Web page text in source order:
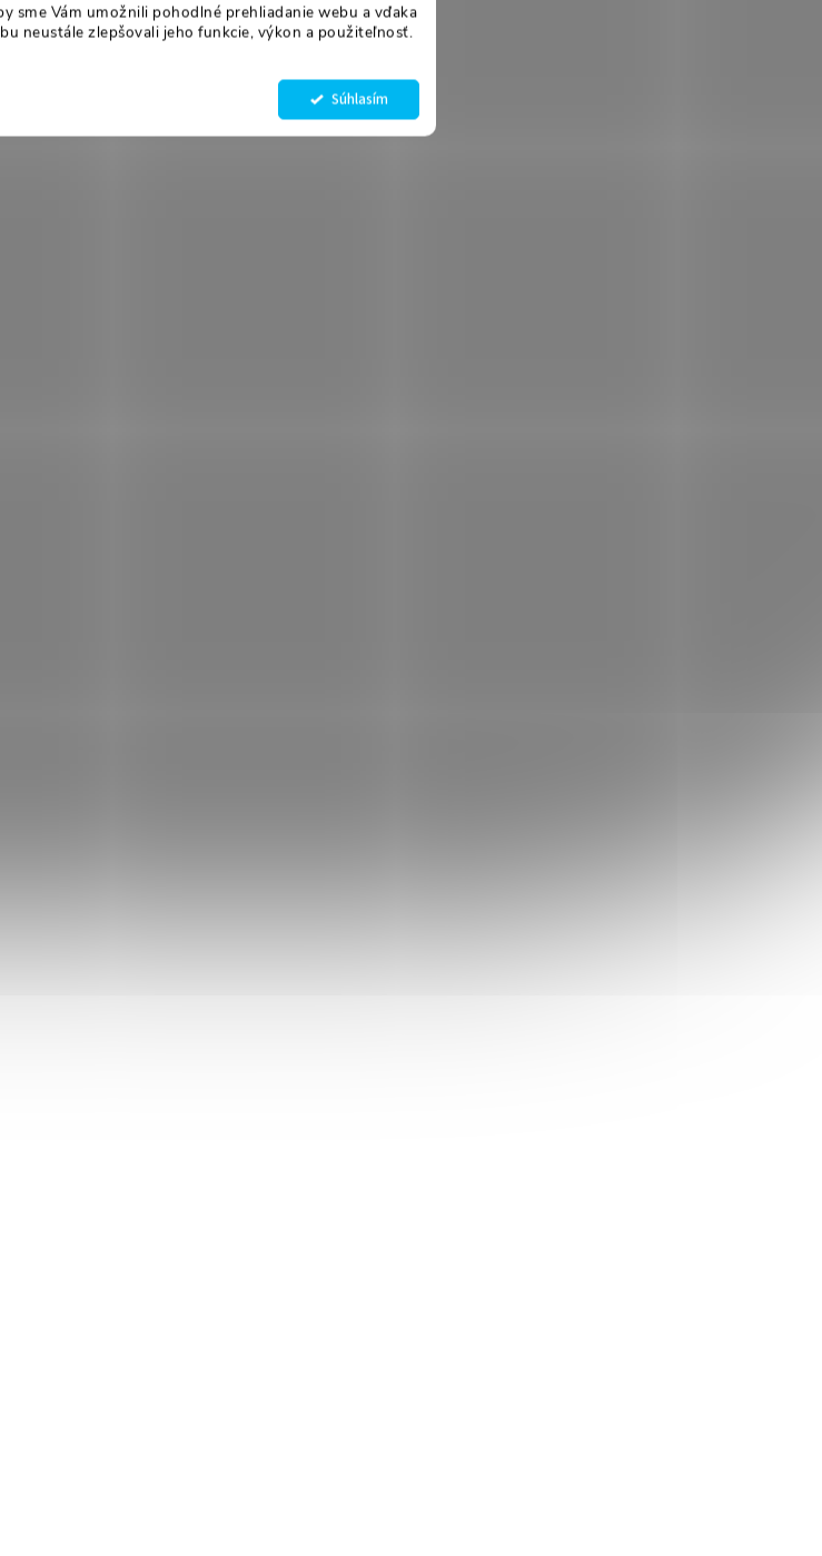
sme Vám umožnili pohodlné prehliadanie webu a vďaka
neustále zlepšovali jeho funkcie, výkon a použiteľnosť.
Súhlasím